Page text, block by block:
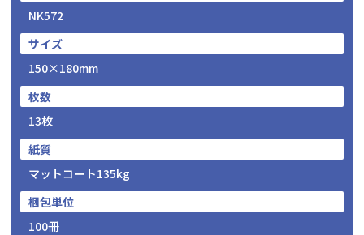
NK572
サイズ
150×180mm
枚数
13枚
紙質
マットコート135kg
梱包単位
100冊